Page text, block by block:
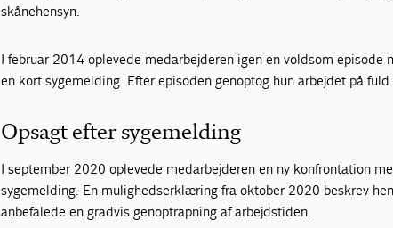
skånehensyn.
I februar 2014 oplevede medarbejderen igen en voldsom episode
en kort sygemelding. Efter episoden genoptog hun arbejdet på
Opsagt efter sygemelding
I september 2020 oplevede medarbejderen en ny konfrontation
sygemelding. En mulighedserklæring fra oktober 2020 beskrev
anbefalede en gradvis genoptrapning af arbejdstiden.